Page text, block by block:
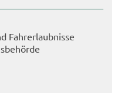
Fahr­erlaub­nis­se